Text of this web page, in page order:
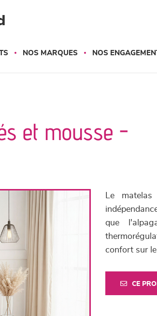
NOS MARQUES NOS
et mousse -
Le
que
confort sur
CE